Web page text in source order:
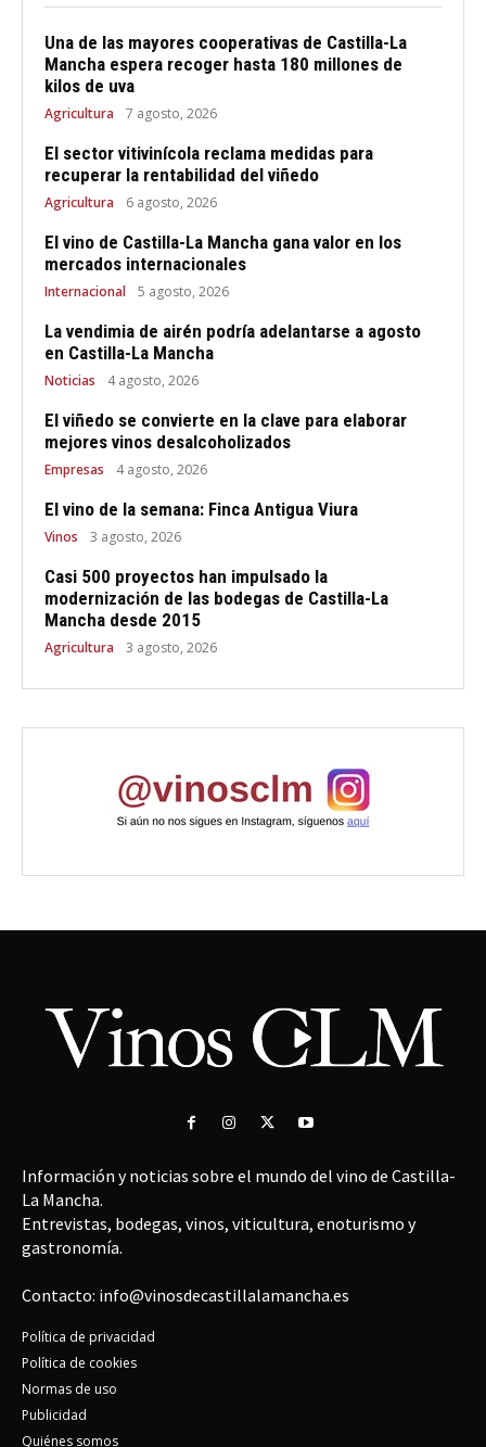
Una de las mayores cooperativas de Castilla-La
Mancha espera recoger hasta 180 millones de
kilos de uva
Agricultura 7 agosto, 2026
El sector vitivinícola reclama medidas para
recuperar la rentabilidad del viñedo
Agricultura 6 agosto, 2026
El vino de Castilla-La Mancha gana valor en los
mercados internacionales
Internacional 5 agosto, 2026
La vendimia de airén podría adelantarse a agosto
en Castilla-La Mancha
Noticias 4 agosto, 2026
El viñedo se convierte en la clave para elaborar
mejores vinos desalcoholizados
Empresas 4 agosto, 2026
El vino de la semana: Finca Antigua Viura
Vinos 3 agosto, 2026
Casi 500 proyectos han impulsado la
modernización de las bodegas de Castilla-La
Mancha desde 2015
Agricultura 3 agosto, 2026
Información y noticias sobre el mundo del vino de Castilla-
La Mancha.
Entrevistas, bodegas, vinos, viticultura, enoturismo y
gastronomía.
Contacto: info@vinosdecastillalamancha.es
Política de privacidad
Política de cookies
Normas de uso
Publicidad
Quiénes somos